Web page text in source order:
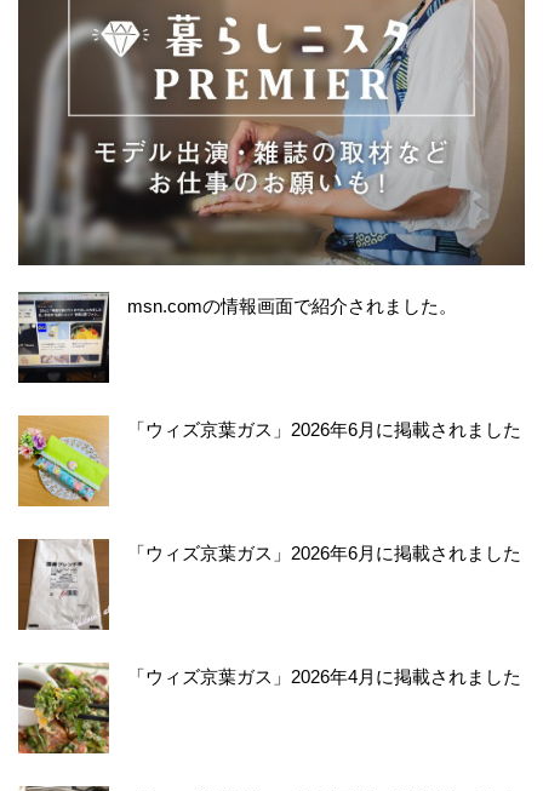
msn.comの情報画面で紹介されました。
「ウィズ京葉ガス」2026年6月に掲載されました
「ウィズ京葉ガス」2026年6月に掲載されました
「ウィズ京葉ガス」2026年4月に掲載されました